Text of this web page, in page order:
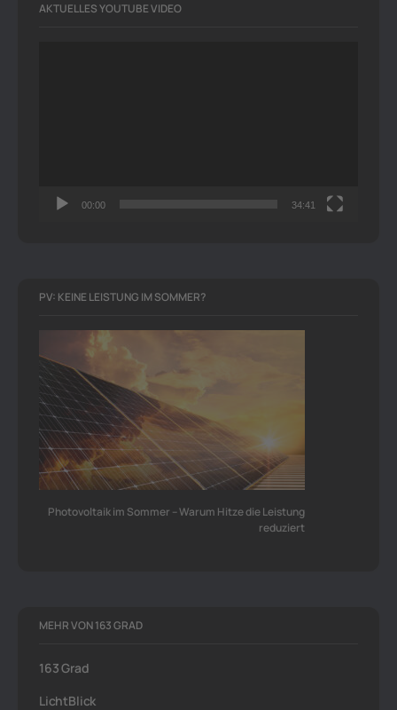
AKTUELLES YOUTUBE VIDEO
00:00 34:41
PV: KEINE LEISTUNG IM SOMMER?
Photovoltaik im Sommer – Warum Hitze die Leistung
reduziert
MEHR VON 163 GRAD
163 Grad
LichtBlick